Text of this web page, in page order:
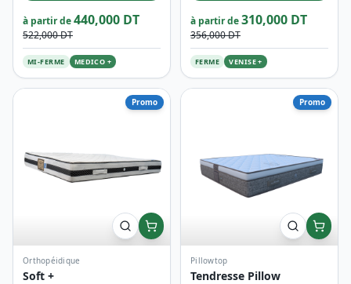
à partir de440,000 DT
522,000 DT
MI-FERME MEDICO +
à partir de310,000 DT
356,000 DT
FERME VENISE +
Promo
Orthopéidique
Soft +
Promo
Pillowtop
Tendresse Pillow